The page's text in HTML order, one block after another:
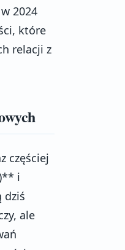
2024
które
relacji z
częściej
i
dziś
ale